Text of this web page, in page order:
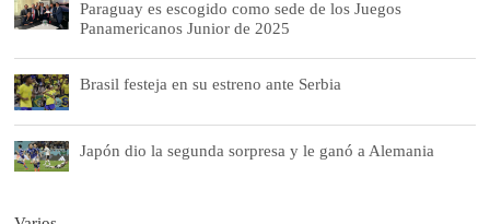
Paraguay es escogido como sede de los Juegos
Panamericanos Junior de 2025
Brasil festeja en su estreno ante Serbia
Japón dio la segunda sorpresa y le ganó a Alemania